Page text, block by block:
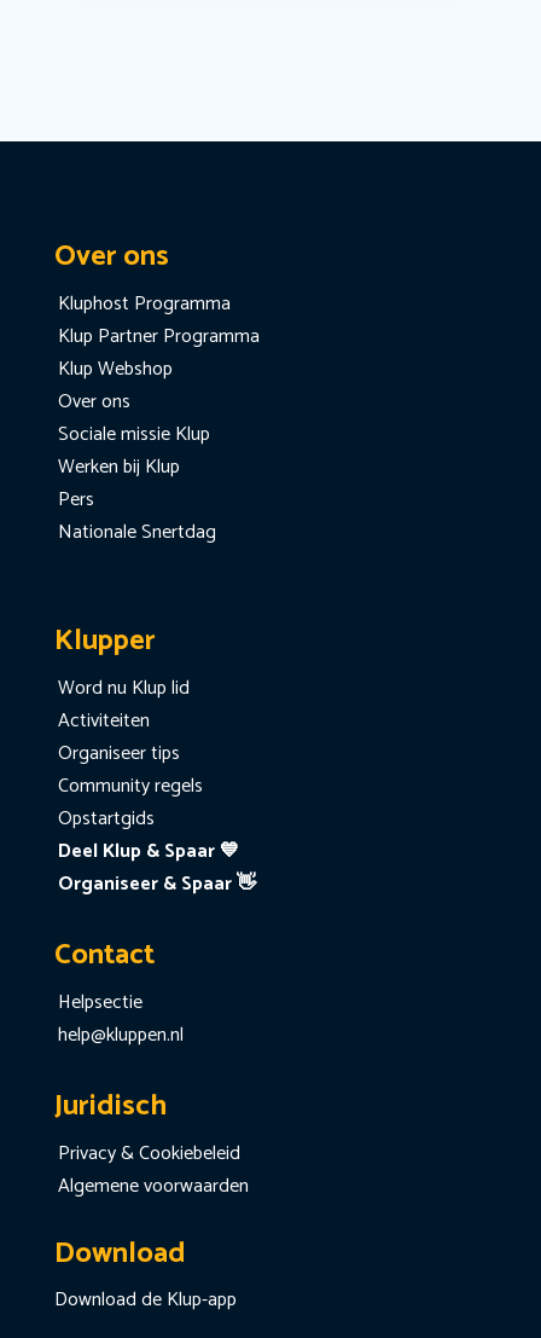
Over ons
Kluphost Programma
Klup Partner Programma
Klup Webshop
Over ons
Sociale missie Klup
Werken bij Klup
Pers
Nationale Snertdag
Klupper
Word nu Klup lid
Activiteiten
Organiseer tips
Community regels
Opstartgids
Deel Klup & Spaar 💙
Organiseer & Spaar 👋
Contact
Helpsectie
help@kluppen.nl
Juridisch
Privacy & Cookiebeleid
Algemene voorwaarden
Download
Download de Klup-app